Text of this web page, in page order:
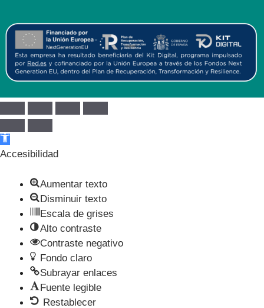
Abrir barra de herramientas
Accesibilidad
Aumentar texto
Disminuir texto
Escala de grises
Alto contraste
Contraste negativo
Fondo claro
Subrayar enlaces
Fuente legible
Restablecer